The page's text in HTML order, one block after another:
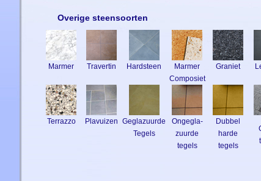
Overige steensoorten
Marmer Travertin Hardsteen
Marmer
Composiet
Graniet
Terrazzo Plavuizen Geglazuurde
Tegels
Ongegla-
zuurde
tegels
Dubbel
harde
tegels